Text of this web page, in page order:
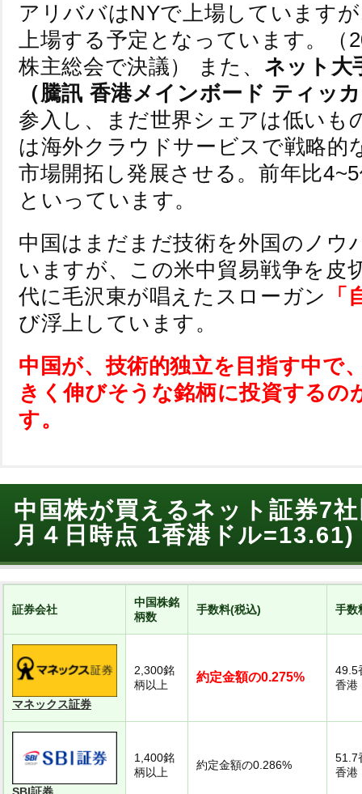
アリババはNYで上場しています
上場する予定となっています。（
株主総会で決議） また、 ネット大
（騰訊 香港メインボード ティッ
参入し、まだ世界シェアは低いも
は海外クラウドサービスで戦略的
市場開拓し発展させる。前年比
といっています。
中国はまだまだ技術を外国のノウ
いますが、この米中貿易戦争を皮
代に毛沢東が唱えたスローガン
び浮上しています。
中国が、技術的独立を目指す中で
きく伸びそうな銘柄に投資するの
す。
中国株が買えるネット証券7
月４日時点 1香港ドル=13.61)
証券会社
中国株銘
柄数
手数料(税込) 手数
マネックス証券
2,300銘
柄以上
約定金額の0.275%
49.5
香港
1,400銘
柄以上
約定金額の0.286%
51.7
香港